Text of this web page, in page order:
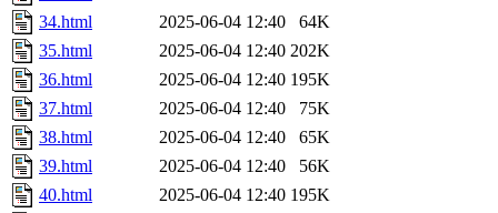
34.html
2025-06-04 12:40
64K
35.html
2025-06-04 12:40 202K
36.html
2025-06-04 12:40 195K
37.html
2025-06-04 12:40
75K
38.html
2025-06-04 12:40
65K
39.html
2025-06-04 12:40
56K
40.html
2025-06-04 12:40 195K